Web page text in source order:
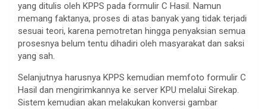
yang ditulis oleh KPPS pada formulir C Hasil. Namun
memang faktanya, proses di atas banyak yang tidak terjadi
sesuai teori, karena pemotretan hingga penyaksian semua
prosesnya belum tentu dihadiri oleh masyarakat dan saksi
yang sah.
Selanjutnya harusnya KPPS kemudian memfoto formulir C
Hasil dan mengirimkannya ke server KPU melalui Sirekap.
Sistem kemudian akan melakukan konversi gambar